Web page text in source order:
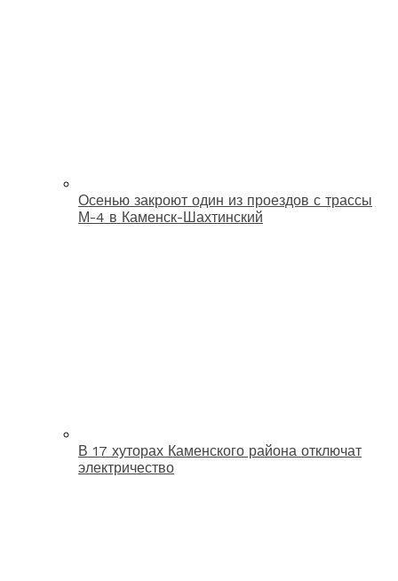
Осенью закроют один из проездов с трассы
М-4 в Каменск-Шахтинский
В 17 хуторах Каменского района отключат
электричество